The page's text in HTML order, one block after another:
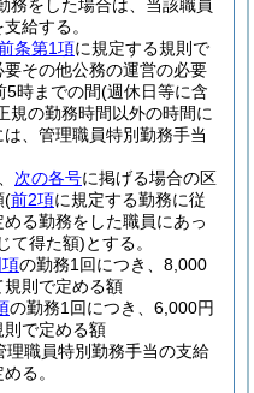
務をした場合は、当該職員
給する。
条第1項に規定する規則で
その他公務の運営の必要
5時までの間(週休日等に含
規の勤務時間以外の時間に
、管理職員特別勤務手当
次の各号に掲げる場合の区
(前2項に規定する勤務に従
る勤務をした職員にあっ
て得た額)とする。
の勤務1回につき、8,000
則で定める額
の勤務1回につき、6,000円
則で定める額
理職員特別勤務手当の支給
る。